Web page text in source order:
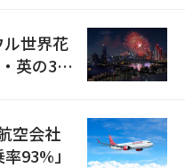
世界花
英の3カ
空会社
93%」